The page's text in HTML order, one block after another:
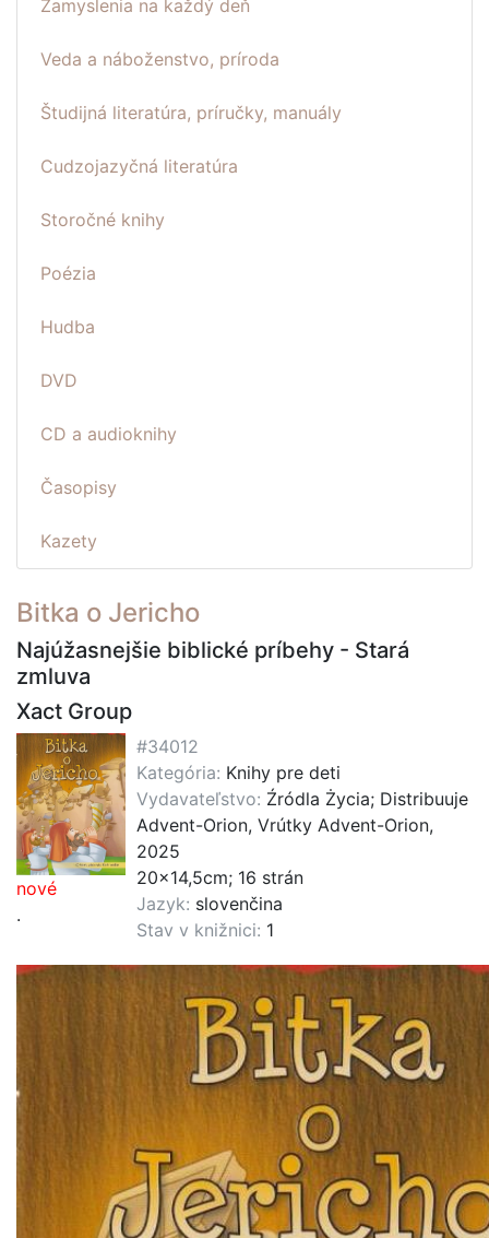
Zamyslenia na každý deň
Veda a náboženstvo, príroda
Študijná literatúra, príručky, manuály
Cudzojazyčná literatúra
Storočné knihy
Poézia
Hudba
DVD
CD a audioknihy
Časopisy
Kazety
Bitka o Jericho
Najúžasnejšie biblické príbehy - Stará
zmluva
Xact Group
nové
.
#34012
Kategória: Knihy pre deti
Vydavateľstvo: Źródla Życia; Distribuuje
Advent-Orion, Vrútky Advent-Orion,
2025
20x14,5cm; 16 strán
Jazyk: slovenčina
Stav v knižnici: 1